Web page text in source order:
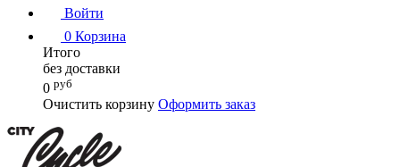
Войти
0 Корзина
Итого
без доставки
0 руб
Очистить корзину Оформить заказ